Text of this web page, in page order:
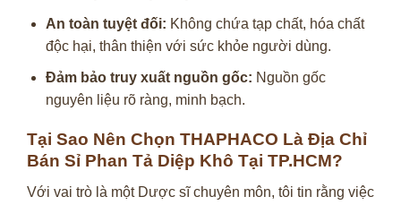
An toàn tuyệt đối: Không chứa tạp chất, hóa chất
độc hại, thân thiện với sức khỏe người dùng.
Đảm bảo truy xuất nguồn gốc: Nguồn gốc
nguyên liệu rõ ràng, minh bạch.
Tại Sao Nên Chọn THAPHACO Là Địa Chỉ
Bán Sỉ Phan Tả Diệp Khô Tại TP.HCM?
Với vai trò là một Dược sĩ chuyên môn, tôi tin rằng việc